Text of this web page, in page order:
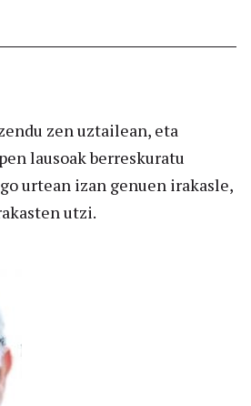
zen uztailean, eta
lausoak berreskuratu
urtean izan genuen irakasle,
utzi.